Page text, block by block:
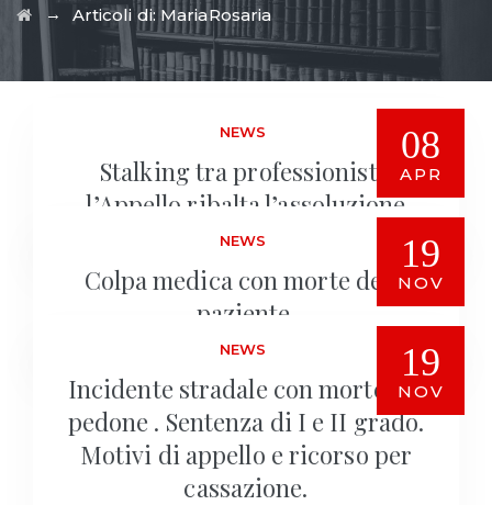
→ Articoli di: MariaRosaria
08
APR
NEWS
Stalking tra professionisti:
l’Appello ribalta l’assoluzione
19
NOV
NEWS
Colpa medica con morte della
paziente.
19
NOV
NEWS
Incidente stradale con morte del
pedone . Sentenza di I e II grado.
Motivi di appello e ricorso per
cassazione.